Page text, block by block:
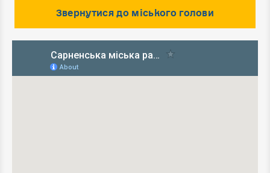
Звернутися до міського голови